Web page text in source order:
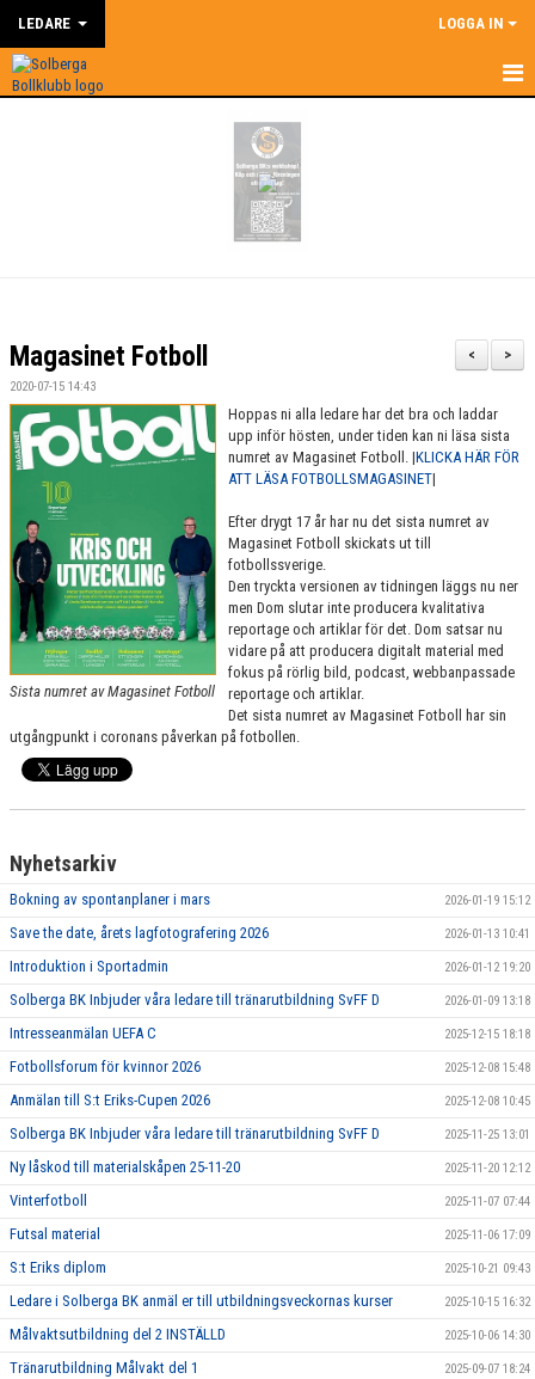
LEDARE LOGGA IN
DOKUMENT
KONTAKT
BILDGALLERI
ÅRSHJUL
>
<
Magasinet Fotboll
2020-07-15 14:43
Sista numret av Magasinet Fotboll
Hoppas ni alla ledare har det bra och laddar
upp inför hösten, under tiden kan ni läsa sista
numret av Magasinet Fotboll. |KLICKA HÄR FÖR
ATT LÄSA FOTBOLLSMAGASINET|
Efter drygt 17 år har nu det sista numret av
Magasinet Fotboll skickats ut till
fotbollssverige.
Den tryckta versionen av tidningen läggs nu ner
men Dom slutar inte producera kvalitativa
reportage och artiklar för det. Dom satsar nu
vidare på att producera digitalt material med
fokus på rörlig bild, podcast, webbanpassade
reportage och artiklar.
Det sista numret av Magasinet Fotboll har sin
utgångpunkt i coronans påverkan på fotbollen.
Nyhetsarkiv
Bokning av spontanplaner i mars 2026-01-19 15:12
Save the date, årets lagfotografering 2026 2026-01-13 10:41
Introduktion i Sportadmin 2026-01-12 19:20
Solberga BK Inbjuder våra ledare till tränarutbildning SvFF D 2026-01-09 13:18
Intresseanmälan UEFA C 2025-12-15 18:18
Fotbollsforum för kvinnor 2026 2025-12-08 15:48
Anmälan till S:t Eriks-Cupen 2026 2025-12-08 10:45
Solberga BK Inbjuder våra ledare till tränarutbildning SvFF D 2025-11-25 13:01
Ny låskod till materialskåpen 25-11-20 2025-11-20 12:12
Vinterfotboll 2025-11-07 07:44
Futsal material 2025-11-06 17:09
S:t Eriks diplom 2025-10-21 09:43
Ledare i Solberga BK anmäl er till utbildningsveckornas kurser 2025-10-15 16:32
Målvaktsutbildning del 2 INSTÄLLD 2025-10-06 14:30
Tränarutbildning Målvakt del 1 2025-09-07 18:24